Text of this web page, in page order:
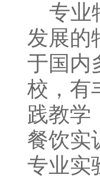
专业
发展的
于国内
校，有
践教学
餐饮实
专业实